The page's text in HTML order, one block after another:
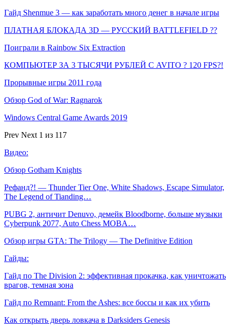
Гайд Shenmue 3 — как заработать много денег в начале игры
ПЛАТНАЯ БЛОКАДА 3D — РУССКИЙ BATTLEFIELD ??
Поиграли в Rainbow Six Extraction
КОМПЬЮТЕР ЗА 3 ТЫСЯЧИ РУБЛЕЙ С AVITO ? 120 FPS?!
Прорывные игры 2011 года
Обзор God of War: Ragnarok
Windows Central Game Awards 2019
Prev Next 1 из 117
Видео:
Обзор Gotham Knights
Рефанд?! — Thunder Tier One, White Shadows, Escape Simulator,
The Legend of Tianding…
PUBG 2, античит Denuvo, демейк Bloodborne, больше музыки
Cyberpunk 2077, Auto Chess MOBA…
Обзор игры GTA: The Trilogy — The Definitive Edition
Гайды:
Гайд по The Division 2: эффективная прокачка, как уничтожать
врагов, темная зона
Гайд по Remnant: From the Ashes: все боссы и как их убить
Как открыть дверь ловкача в Darksiders Genesis